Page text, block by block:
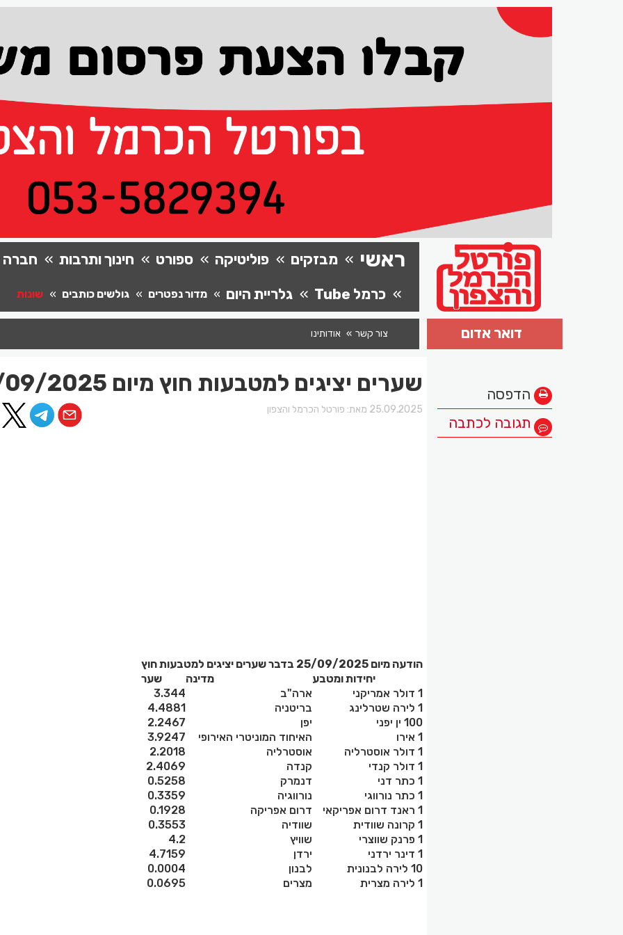
ראשי מבזקים פוליטיקה ספורט חינוך ותרבות
חברה
כרמל Tube
גלריית היום מדור נפטרים גולשים כותבים שונות
צור קשר אודותינו דואר אדום
הדפסה
תגובה לכתבה
שערים יציגים למטבעות חוץ מיום 25/09/2025
25.09.2025 מאת: פורטל הכרמל והצפון
הודעה מיום 25/09/2025 בדבר שערים יציגים למטבעות חוץ
יחידות ומטבע
מדינה
שער
1 דולר אמריקני
ארה"ב
3.344
1 לירה שטרלינג
בריטניה
4.4881
100 ין יפני
יפן
2.2467
1 אירו
האיחוד המוניטרי האירופי
3.9247
1 דולר אוסטרליה
אוסטרליה
2.2018
1 דולר קנדי
קנדה
2.4069
1 כתר דני
דנמרק
0.5258
1 כתר נורווגי
נורווגיה
0.3359
1 ראנד דרום אפריקאי
דרום אפריקה
0.1928
1 קרונה שוודית
שוודיה
0.3553
1 פרנק שווצרי
שוויץ
4.2
1 דינר ירדני
ירדן
4.7159
10 לירה לבנונית
לבנון
0.0004
1 לירה מצרית
מצרים 0.0695